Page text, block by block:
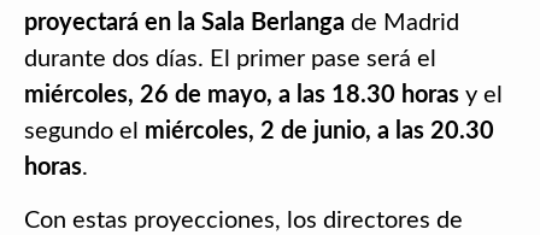
proyectará en la Sala Berlanga de Madrid
durante dos días. El primer pase será el
miércoles, 26 de mayo, a las 18.30 horas y el
segundo el miércoles, 2 de junio, a las 20.30
horas.
Con estas proyecciones, los directores de